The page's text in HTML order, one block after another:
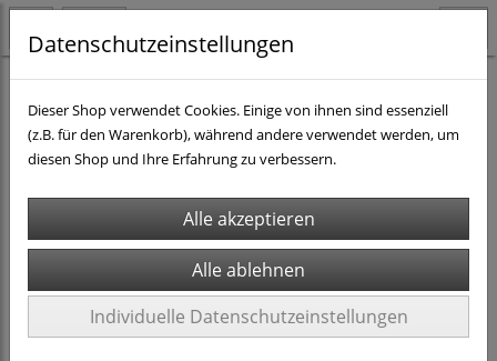
Datenschutzeinstellungen
Dieser Shop verwendet Cookies. Einige von ihnen sind essenziell
(z.B. für den Warenkorb), während andere verwendet werden, um
diesen Shop und Ihre Erfahrung zu verbessern.
Individuelle Datenschutzeinstellungen